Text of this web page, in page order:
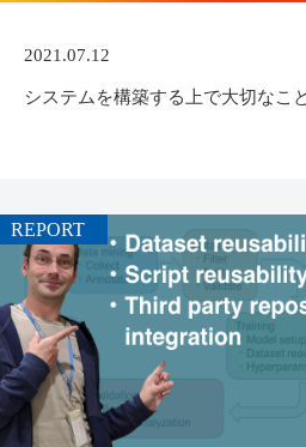
2021.07.12
システムを構築する上で大切なこと
REPORT